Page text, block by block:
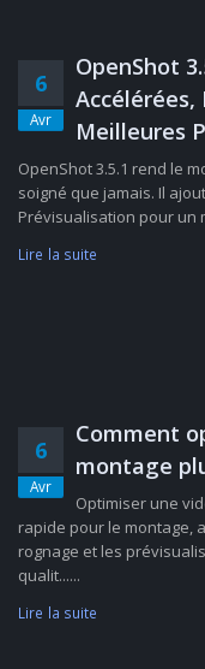
6
Avr
OpenShot
Meilleures
OpenShot 3.5.1 rend le
soigné que jamais. Il
Prévisualisation pour un
Lire la suite
6
Avr
Comment
montage
Optimiser une
rapide pour le montage,
rognage et les
qualit......
Lire la suite